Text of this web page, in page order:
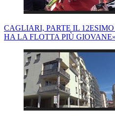
CAGLIARI, PARTE IL
HA LA FLOTTA PIÙ GIOVANE»